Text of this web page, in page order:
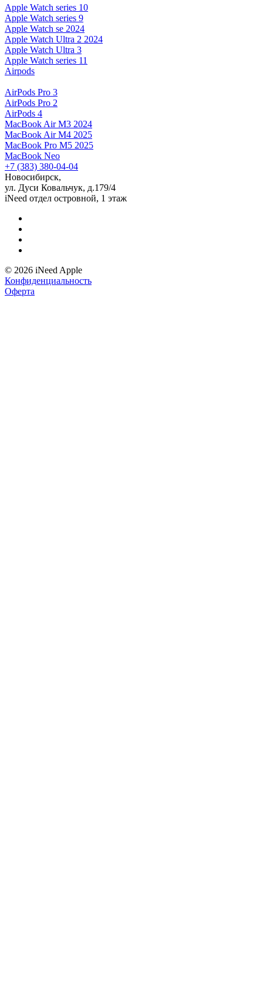
Apple Watch series 10
Apple Watch series 9
Apple Watch se 2024
Apple Watch Ultra 2 2024
Apple Watch Ultra 3
Apple Watch series 11
Airpods
AirPods Pro 3
AirPods Pro 2
AirPods 4
MacBook Air M3 2024
MacBook Air M4 2025
MacBook Pro M5 2025
MacBook Neo
+7 (383) 380-04-04
Новосибирск,
ул. Дуси Ковальчук, д.179/4
iNeed отдел островной, 1 этаж
© 2026 iNeed Apple
Конфиденциальность
Оферта